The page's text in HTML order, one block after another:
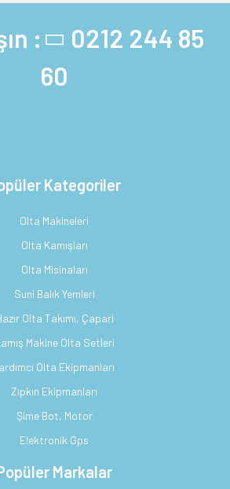
: 0212 244 85
60
Kategoriler
Olta Makineleri
Olta Kamışları
Olta Misinaları
Suni Balık Yemleri
Olta Takımı, Çapari
Makine Olta Setleri
Olta Ekipmanları
Zıpkın Ekipmanları
Şime Bot, Motor
Elektronik Gps
Markalar